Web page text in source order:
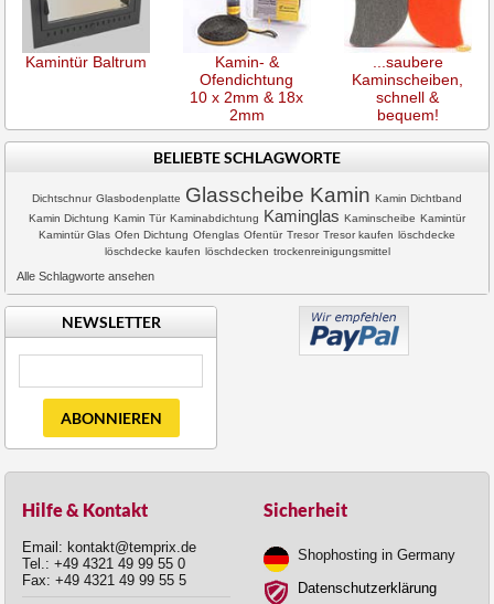
Kamintür Baltrum
Kamin- &
Ofendichtung
10 x 2mm & 18x
2mm
...saubere
Kaminscheiben,
schnell &
bequem!
BELIEBTE SCHLAGWORTE
Dichtschnur Glasbodenplatte Glasscheibe Kamin Kamin Dichtband
Kamin Dichtung Kamin Tür Kaminabdichtung Kaminglas Kaminscheibe Kamintür
Kamintür Glas Ofen Dichtung Ofenglas Ofentür Tresor Tresor kaufen
löschdecke
löschdecke kaufen
löschdecken trockenreinigungsmittel
Alle Schlagworte ansehen
NEWSLETTER
ABONNIEREN
Hilfe & Kontakt
Email: kontakt@temprix.de
Tel.: +49 4321 49 99 55 0
Fax: +49 4321 49 99 55 5
Sicherheit
Shophosting in Germany
Datenschutzerklärung